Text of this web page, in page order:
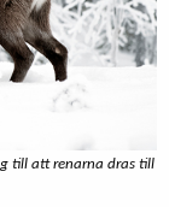
till att renarna dras till